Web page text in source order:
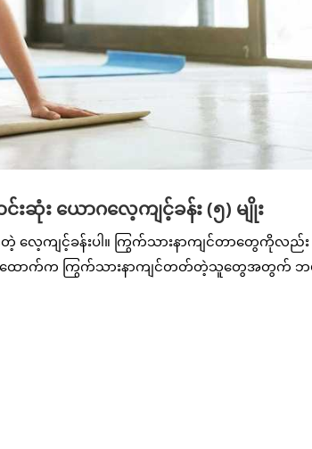
ဆုံး ယောဂလေ့ကျင့်ခန်း (၅) မျိုး
တဲ့ လေ့ကျင့်ခန်းပါ။ ကြွက်သားနာကျင်တာတွေကိုလည်း
ခြေထောက်က ကြွက်သားနာကျင်တတ်တဲ့သူတွေအတွက်